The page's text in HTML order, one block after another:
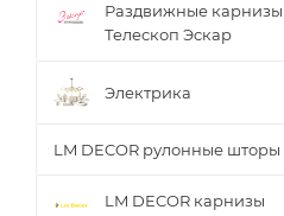
Раздвижные карнизы
Телескоп Эскар
Электрика
LM DECOR рулонные шторы
LM DECOR карнизы